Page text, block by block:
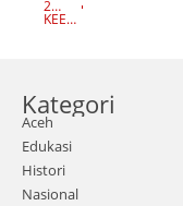
mue
aace
h.co
m |
Satu
A
2
TAH
KEEP
Kategori
Aceh
Edukasi
Histori
Nasional